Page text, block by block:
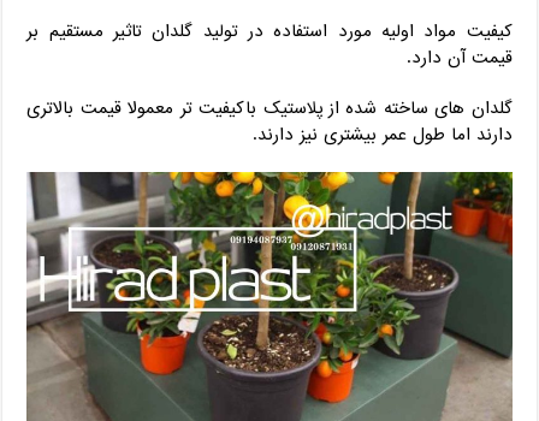
کیفیت مواد اولیه مورد استفاده در تولید گلدان تاثیر مستقیم بر
قیمت آن دارد.
گلدان های ساخته شده از پلاستیک باکیفیت تر معمولا قیمت بالاتری
دارند اما طول عمر بیشتری نیز دارند.